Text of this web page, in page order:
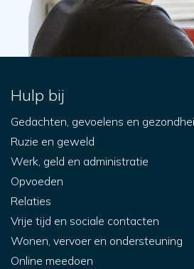
Hulp bij
Gedachten, gevoelens en
Ruzie en geweld
Werk, geld en administratie
Opvoeden
Relaties
Vrije tijd en sociale contacten
Wonen, vervoer en ondersteuning
Online meedoen